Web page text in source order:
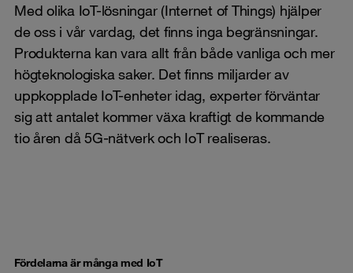
Med olika IoT-lösningar (Internet of Things) hjälper
de oss i vår vardag, det finns inga begränsningar.
Produkterna kan vara allt från både vanliga och mer
högteknologiska saker. Det finns miljarder av
uppkopplade IoT-enheter idag, experter förväntar
sig att antalet kommer växa kraftigt de kommande
tio åren då 5G-nätverk och IoT realiseras.
Fördelarna är många med IoT